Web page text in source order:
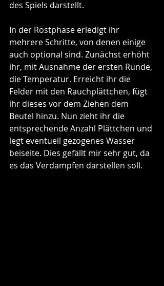
des Spiels darstellt.
In der Röstphase erledigt ihr
mehrere Schritte, von denen einige
auch optional sind. Zunächst erhöht
ihr, mit Ausnahme der ersten Runde,
die Temperatur. Erreicht ihr die
Felder mit den Rauchplättchen, fügt
ihr dieses vor dem Ziehen dem
Beutel hinzu. Nun zieht ihr die
entsprechende Anzahl Plättchen und
legt eventuell gezogenes Wasser
beiseite. Dies gefällt mir sehr gut, da
es das Verdampfen darstellen soll.